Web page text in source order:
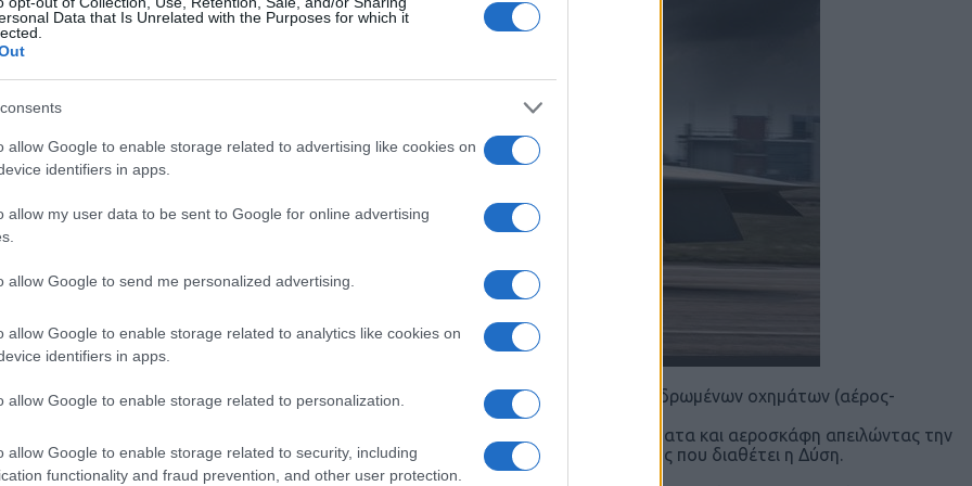
Data that Is Unrelated with the Purposes for which it
allow Google to enable storage related to advertising like cookies on
identifiers in apps.
allow my user data to be sent to Google for online advertising
allow Google to send me personalized advertising.
allow Google to enable storage related to analytics like cookies on
identifiers in apps.
allow Google to enable storage related to personalization.
allow Google to enable storage related to security, including
functionality and fraud prevention, and other user protection.
ένα άνευ προηγουμένου ενδιαφέρον στην ανάπτυξη και προμήθεια μη-επανδρωμένων οχημάτων (αέρος-
εδάφους) τόσο από κράτη όσο και από ιδιώτες.
Ρωσία και Κίνα επενδύουν σε υπερ-υπερηχητικά (hypersonic) πυραυλικά συστήματα και αεροσκάφη απειλώντας την
καθώς οι επιδόσεις τους ξεπερνούν τις ικανότητες εντοπισμού και αναχαίτισης που διαθέτει η Δύση.